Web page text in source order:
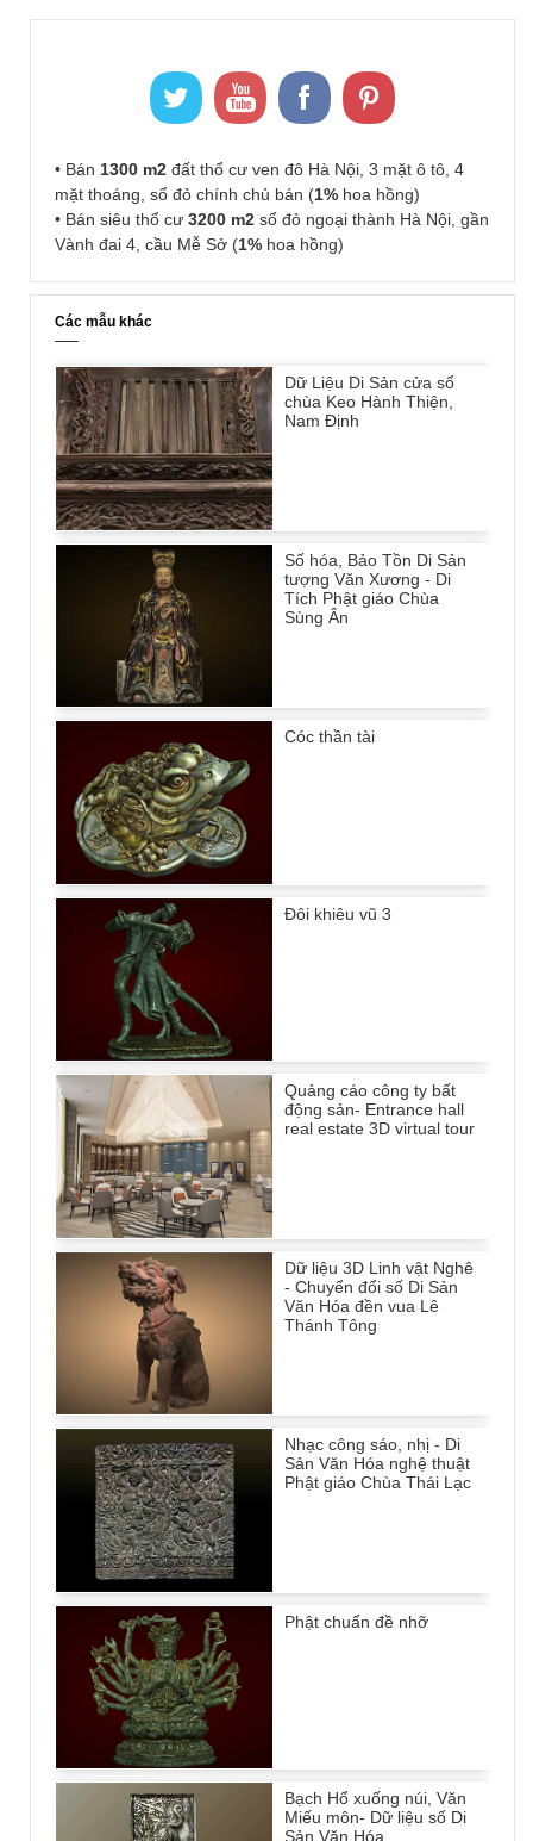
• Bán 1300 m2 đất thổ cư ven đô Hà Nội, 3 mặt ô tô, 4
mặt thoáng, sổ đỏ chính chủ bán (1% hoa hồng)
• Bán siêu thổ cư 3200 m2 sổ đỏ ngoại thành Hà Nội, gần
Vành đai 4, cầu Mễ Sở (1% hoa hồng)
Các mẫu khác
Dữ Liệu Di Sản cửa sổ
chùa Keo Hành Thiện,
Nam Định
Số hóa, Bảo Tồn Di Sản
tượng Văn Xương - Di
Tích Phật giáo Chùa
Sùng Ân
Cóc thần tài
Đôi khiêu vũ 3
Quảng cáo công ty bất
động sản- Entrance hall
real estate 3D virtual tour
Dữ liệu 3D Linh vật Nghê
- Chuyển đổi số Di Sản
Văn Hóa đền vua Lê
Thánh Tông
Nhạc công sáo, nhị - Di
Sản Văn Hóa nghệ thuật
Phật giáo Chùa Thái Lạc
Phật chuẩn đề nhỡ
Bạch Hổ xuống núi, Văn
Miếu môn- Dữ liệu số Di
Sản Văn Hóa